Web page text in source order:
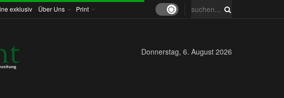
exklusiv Über Uns Print
Donnerstag, 6. August 2026